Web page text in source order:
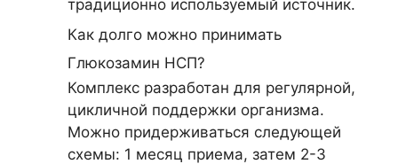
традиционно используемый источник.
Как долго можно принимать
Глюкозамин НСП?
Комплекс разработан для регулярной,
цикличной поддержки организма.
Можно придерживаться следующей
схемы: 1 месяц приема, затем 2-3